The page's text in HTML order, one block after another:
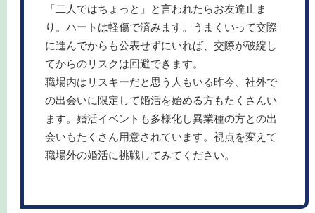
「二人ではちょっと」と言われたらお友達止ま
り。ハートは軽傷で済みます。うまくいって交際
に進んでからも公表せずにいれば、交際が破綻し
てからのリスクは回避できます。
職場内はリスキーだと思う人もいる昨今、社外で
の出会いに限定して婚活を始める方もたくさんい
ます。婚活イベントも多様化し異業種の方との出
会いもたくさん用意されています。視点を変えて
職場外の婚活に挑戦してみてください。